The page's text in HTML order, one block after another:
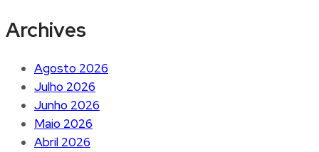
Archives
Agosto 2026
Julho 2026
Junho 2026
Maio 2026
Abril 2026